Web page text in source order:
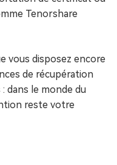
Tenorshare
vous disposez encore
de récupération
dans le monde du
reste votre